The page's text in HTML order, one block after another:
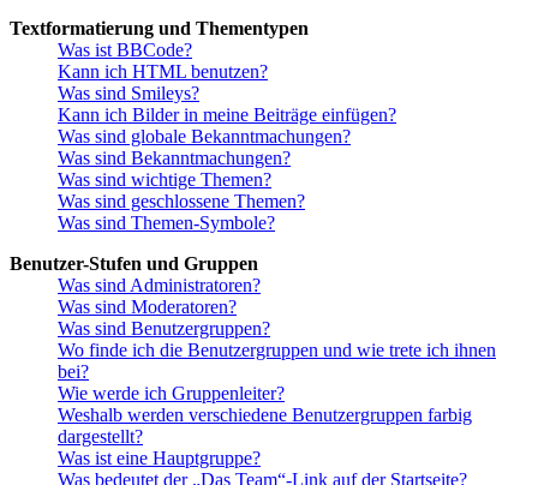
Textformatierung und Thementypen
Was ist BBCode?
Kann ich HTML benutzen?
Was sind Smileys?
Kann ich Bilder in meine Beiträge einfügen?
Was sind globale Bekanntmachungen?
Was sind Bekanntmachungen?
Was sind wichtige Themen?
Was sind geschlossene Themen?
Was sind Themen-Symbole?
Benutzer-Stufen und Gruppen
Was sind Administratoren?
Was sind Moderatoren?
Was sind Benutzergruppen?
Wo finde ich die Benutzergruppen und wie trete ich ihnen
bei?
Wie werde ich Gruppenleiter?
Weshalb werden verschiedene Benutzergruppen farbig
dargestellt?
Was ist eine Hauptgruppe?
Was bedeutet der „Das Team“-Link auf der Startseite?